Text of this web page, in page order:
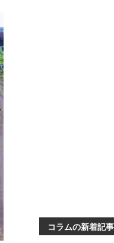
コラムの新着記事